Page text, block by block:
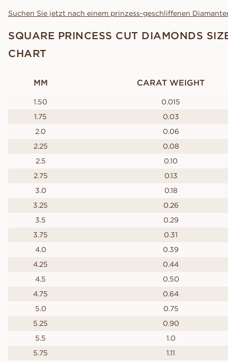
Suchen Sie jetzt nach einem prinzess-geschliffenen
SQUARE PRINCESS CUT DIAMONDS
CHART
MM CARAT WEIGHT
1.50
0.015
1.75
0.03
2.0
0.06
2.25
0.08
2.5
0.10
2.75
0.13
3.0
0.18
3.25
0.26
3.5
0.29
3.75
0.31
4.0
0.39
4.25
0.44
4.5
0.50
4.75
0.64
5.0
0.75
5.25
0.90
5.5
1.0
5.75
1.11